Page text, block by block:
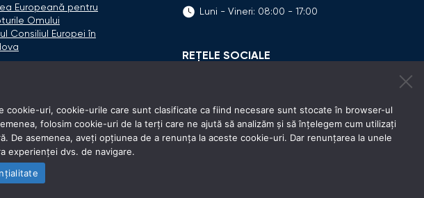
Europeană pentru
Omului
Consiliul Europei în
Luni - Vineri: 08:00 - 17:00
REȚELE SOCIALE
uri, cookie-urile care sunt clasificate ca fiind necesare sunt stocate în browser-ul
folosim cookie-uri de la terți care ne ajută să analizăm și să înțelegem cum utilizați
asemenea, aveți opțiunea de a renunța la aceste cookie-uri. Dar renunțarea la unele
experienței dvs. de navigare.